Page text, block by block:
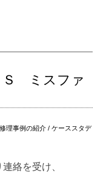
ミスファ
修理事例の紹介 / ケーススタデ
絡を受け、